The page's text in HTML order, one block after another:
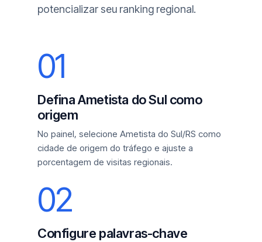
potencializar seu ranking regional.
01
Defina Ametista do Sul como
origem
No painel, selecione Ametista do Sul/RS como
cidade de origem do tráfego e ajuste a
porcentagem de visitas regionais.
02
Configure palavras-chave